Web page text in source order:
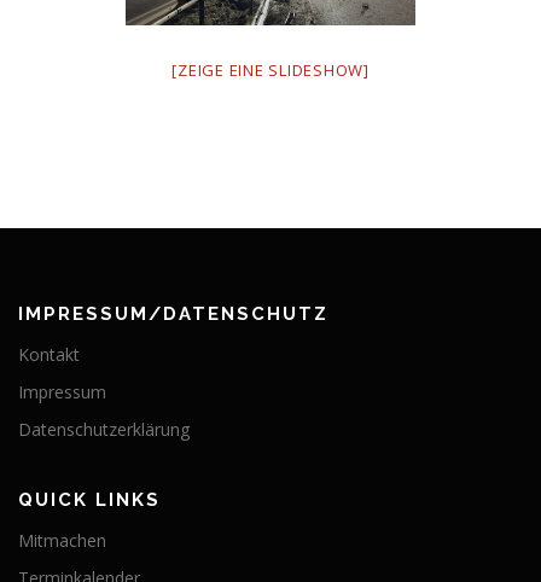
[ZEIGE EINE SLIDESHOW]
IMPRESSUM/DATENSCHUTZ
Kontakt
Impressum
Datenschutzerklärung
QUICK LINKS
Mitmachen
Terminkalender